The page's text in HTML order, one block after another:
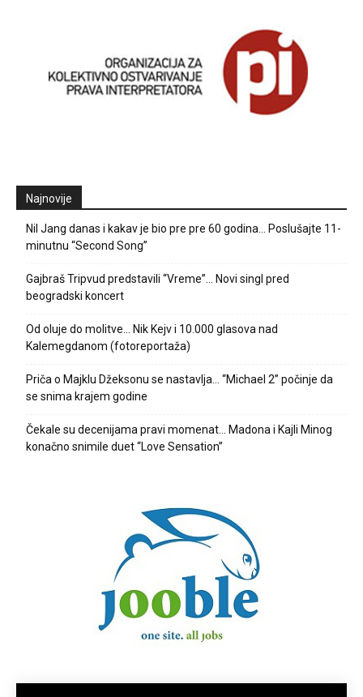
Najnovije
Nil Jang danas i kakav je bio pre pre 60 godina… Poslušajte 11-
minutnu “Second Song”
Gajbraš Tripvud predstavili “Vreme”… Novi singl pred
beogradski koncert
Od oluje do molitve… Nik Kejv i 10.000 glasova nad
Kalemegdanom (fotoreportaža)
Priča o Majklu Džeksonu se nastavlja… “Michael 2” počinje da
se snima krajem godine
Čekale su decenijama pravi momenat… Madona i Kajli Minog
konačno snimile duet “Love Sensation”